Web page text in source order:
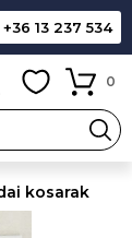
minőség-
+36 13 237 534
0
kosarak